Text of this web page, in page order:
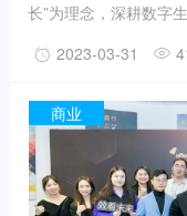
长”为理念，深耕数字
奖连续3年实现破“疫”增
2023-03-31
商业